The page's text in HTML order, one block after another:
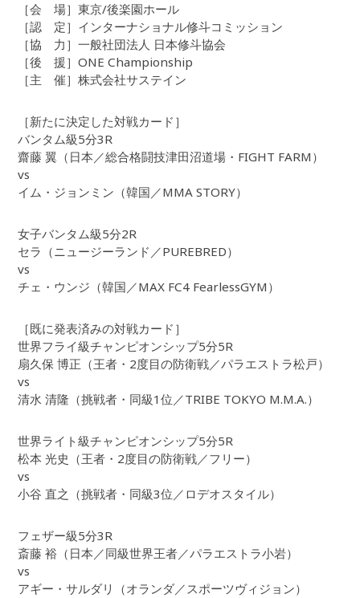
［会 場］東京/後楽園ホール
［認 定］インターナショナル修斗コミッション
［協 力］一般社団法人 日本修斗協会
［後 援］ONE Championship
［主 催］株式会社サステイン
［新たに決定した対戦カード］
バンタム級5分3R
齋藤 翼（日本／総合格闘技津田沼道場・FIGHT FARM）
vs
イム・ジョンミン（韓国／MMA STORY）
女子バンタム級5分2R
セラ（ニュージーランド／PUREBRED）
vs
チェ・ウンジ（韓国／MAX FC4 FearlessGYM）
［既に発表済みの対戦カード］
世界フライ級チャンピオンシップ5分5R
扇久保 博正（王者・2度目の防衛戦／パラエストラ松戸）
vs
清水 清隆（挑戦者・同級1位／TRIBE TOKYO M.M.A.）
世界ライト級チャンピオンシップ5分5R
松本 光史（王者・2度目の防衛戦／フリー）
vs
小谷 直之（挑戦者・同級3位／ロデオスタイル）
フェザー級5分3R
斎藤 裕（日本／同級世界王者／パラエストラ小岩）
vs
アギー・サルダリ（オランダ／スポーツヴィジョン）